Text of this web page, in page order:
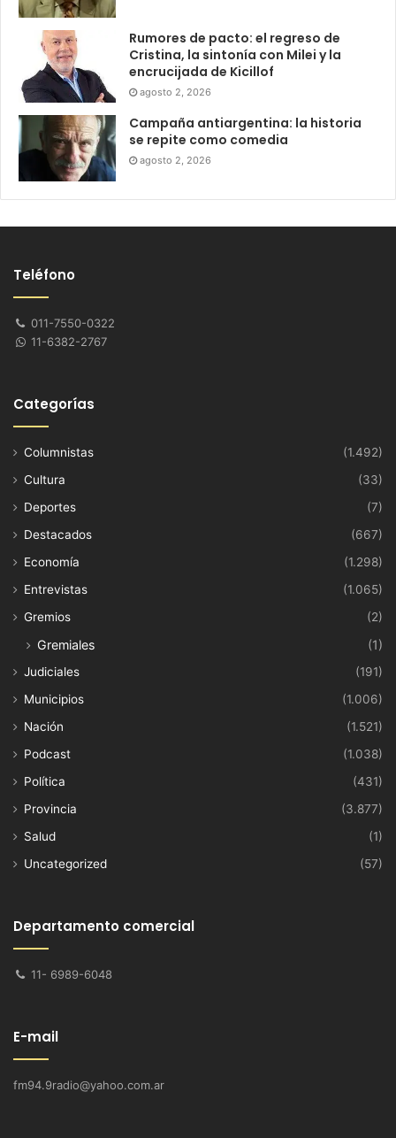
Rumores de pacto: el regreso de
Cristina, la sintonía con Milei y la
encrucijada de Kicillof
agosto 2, 2026
Campaña antiargentina: la historia
se repite como comedia
agosto 2, 2026
Teléfono
011-7550-0322
11-6382-2767
Categorías
Columnistas
(1.492)
Cultura
(33)
Deportes
(7)
Destacados
(667)
Economía
(1.298)
Entrevistas
(1.065)
Gremios
(2)
Gremiales (1)
Judiciales
(191)
Municipios
(1.006)
Nación
(1.521)
Podcast
(1.038)
Política
(431)
Provincia
(3.877)
Salud
(1)
Uncategorized
(57)
Departamento comercial
11- 6989-6048
E-mail
fm94.9radio@yahoo.com.ar